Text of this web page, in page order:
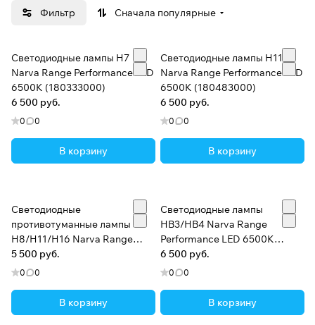
используемым люминофором и закрепленной в ее
фирме NARVA были разработаны специальные
производственные технологии, обеспечивающие как
эффективное нанесение на трубки ламп
люминофора, разработанного по желанию клиентов
со специально заданными свойствами цвета, так и
высокоавтоматизированное и точное изготовление
корпуса лампы.
Фильтр Сначала популярные
Светодиодные лампы H7
Narva Range Performance LED
6500K (180333000)
6 500 руб.
0 0
В корзину
Светодиодные лампы H11
Narva Range Performance LED
6500K (180483000)
6 500 руб.
0 0
В корзину
Светодиодные
противотуманные лампы
H8/H11/H16 Narva Range
Performance LED 6500K
(180363000)
5 500 руб.
0 0
В корзину
Светодиодные лампы
HB3/HB4 Narva Range
Performance LED 6500K
(180383000)
6 500 руб.
0 0
В корзину